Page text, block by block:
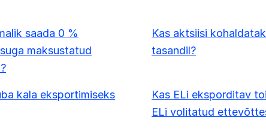
saada 0 %
maksustatud
Kas aktsiisi
tasandil?
kala eksportimiseks
Kas ELi eksporditav
ELi volitatud